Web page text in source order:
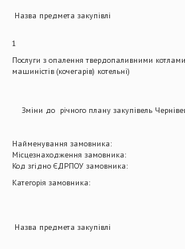
Назва предмета закупівлі
1
Послуги з опалення твердопаливними котлами
машиністів (кочегарів) котельні)
Зміни до річного плану закупівель
Найменування замовника:
Місцезнаходження замовника:
Код згідно ЄДРПОУ замовника:
Категорія замовника:
Назва предмета закупівлі